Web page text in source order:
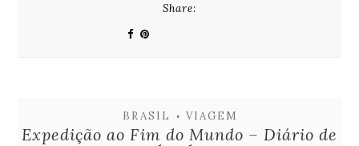
Share:
BRASIL • VIAGEM
Expedição ao Fim do Mundo – Diário de